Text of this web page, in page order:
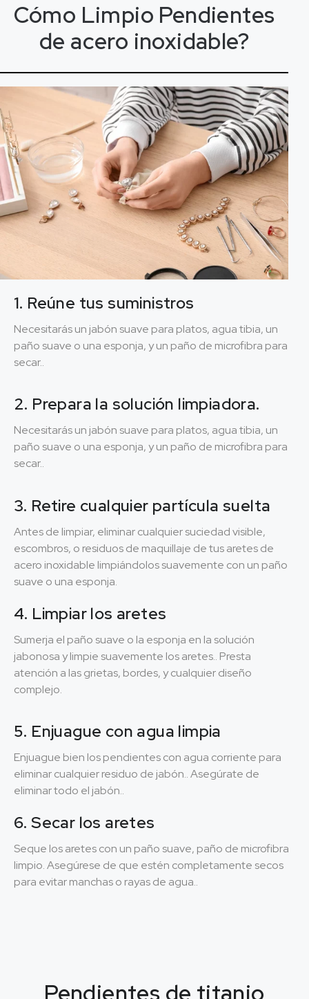
Cómo Limpio Pendientes
de acero inoxidable?
1. Reúne tus suministros
Necesitarás un jabón suave para platos, agua tibia, un
paño suave o una esponja, y un paño de microfibra para
secar..
2. Prepara la solución limpiadora.
Necesitarás un jabón suave para platos, agua tibia, un
paño suave o una esponja, y un paño de microfibra para
secar..
3. Retire cualquier partícula suelta
Antes de limpiar, eliminar cualquier suciedad visible,
escombros, o residuos de maquillaje de tus aretes de
acero inoxidable limpiándolos suavemente con un paño
suave o una esponja.
4. Limpiar los aretes
Sumerja el paño suave o la esponja en la solución
jabonosa y limpie suavemente los aretes.. Presta
atención a las grietas, bordes, y cualquier diseño
complejo.
5. Enjuague con agua limpia
Enjuague bien los pendientes con agua corriente para
eliminar cualquier residuo de jabón.. Asegúrate de
eliminar todo el jabón..
6. Secar los aretes
Seque los aretes con un paño suave, paño de microfibra
limpio. Asegúrese de que estén completamente secos
para evitar manchas o rayas de agua..